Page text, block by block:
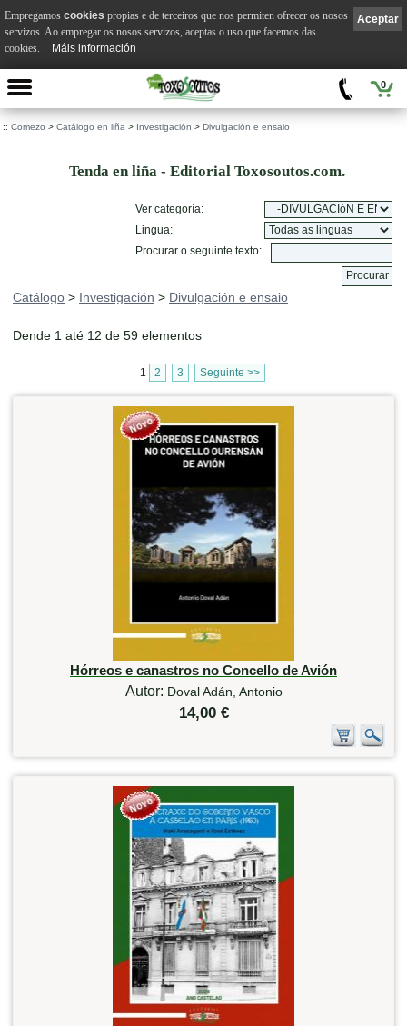
0
:: Comezo > Catálogo en liña > Investigación > Divulgación e ensaio
Tenda en liña - Editorial Toxosoutos.com.
Ver categoría:
Lingua:
Procurar o seguinte texto:
Catálogo > Investigación > Divulgación e ensaio
Dende 1 até 12 de 59 elementos
1 2 3 Seguinte >>
Hórreos e canastros no Concello de Avión
Autor: Doval Adán, Antonio
14,00 €
Aceptar
Empregamos cookies propias e de terceiros que nos permiten ofrecer os nosos
servizos. Ao empregar os nosos servizos, aceptas o uso que facemos das
cookies.
Máis información